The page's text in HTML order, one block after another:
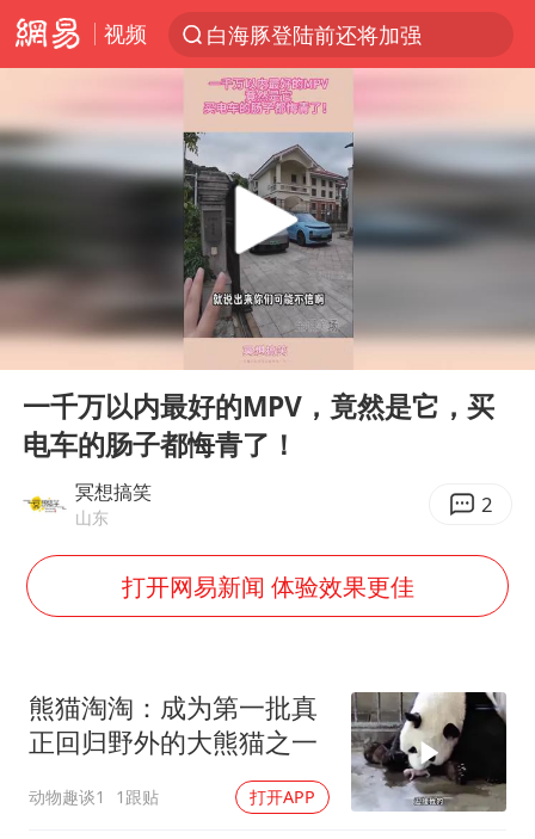
视频
白海豚登陆前还将加强
光影经济撬动暑期消费新蓝海
河南重大刑案嫌犯夏某钢落网
国乒女单三将晋级四强
选专业别因“热门”窄化“热爱”
情侣平潭拍日出坠崖1死1伤
日本发布排名：“中国第一，美日德韩英法居后”
茅台部分直营店飞天茅台提价
白海豚将正面袭击贯穿浙江
宇树王兴兴被问了360多个问题
郑丽文：台湾从来没有“独立”过
老挝国会主席赛宋蓬逝世
Play
00:00 00:11
一千万以内最好的MPV，竟然是它，买
电车的肠子都悔青了！
冥想搞笑
山东 2
打开网易新闻 体验效果更佳
熊猫淘淘：成为第一批真
正回归野外的大熊猫之一
动物趣谈1 1跟贴 打开APP